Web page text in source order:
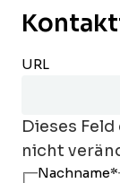
URL
Dieses
nicht
Nachname*